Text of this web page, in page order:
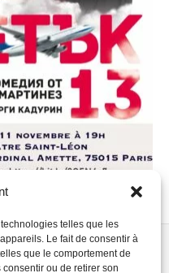
telles que les
Le fait de consentir à
que le comportement de
ou de retirer son